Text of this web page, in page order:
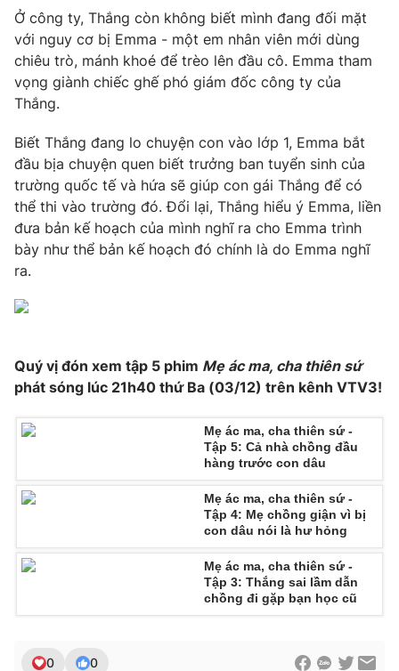
Ðiện thoại Thời báo VTV:
024.66 897 897
Email:toasoan@vtv.vn
Liên hệ quảng cáo:024-7300.7108
® Cấm sao chép dưới mọi hình thức nếu không có sự chấp
Ở công ty, Thắng còn không biết mình đang đối mặt
với nguy cơ bị Emma - một em nhân viên mới dùng
chiêu trò, mánh khoé để trèo lên đầu cô. Emma tham
vọng giành chiếc ghế phó giám đốc công ty của
Thắng.
Biết Thắng đang lo chuyện con vào lớp 1, Emma bắt
đầu bịa chuyện quen biết trưởng ban tuyển sinh của
trường quốc tế và hứa sẽ giúp con gái Thắng để có
thể thi vào trường đó. Đổi lại, Thắng hiểu ý Emma, liền
đưa bản kế hoạch của mình nghĩ ra cho Emma trình
bày như thể bản kế hoạch đó chính là do Emma nghĩ
ra.
Quý vị đón xem tập 5 phim Mẹ ác ma, cha thiên sứ
phát sóng lúc 21h40 thứ Ba (03/12) trên kênh VTV3!
Mẹ ác ma, cha thiên sứ -
Tập 5: Cả nhà chồng đầu
hàng trước con dâu
Mẹ ác ma, cha thiên sứ -
Tập 4: Mẹ chồng giận vì bị
con dâu nói là hư hỏng
Mẹ ác ma, cha thiên sứ -
Tập 3: Thắng sai lầm dẫn
chồng đi gặp bạn học cũ
0 0